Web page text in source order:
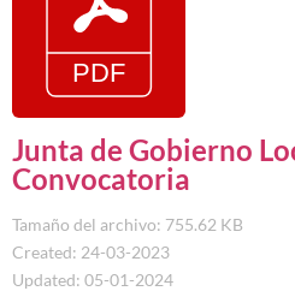
Junta de Gobierno
Convocatoria
Tamaño del archivo: 755.62 KB
Created: 24-03-2023
Updated: 05-01-2024